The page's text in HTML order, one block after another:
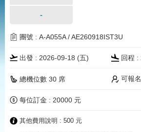
-
團號 : A-A055A / AE260918IST3U
出發 : 2026-09-18 (五) 回程 :
總機位數 30 席 可報
每位訂金 : 20000 元
其他費用說明 : 500 元